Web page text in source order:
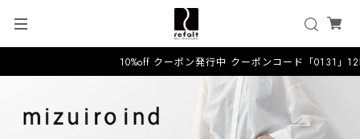
10%off クーポン発行中 クーポンコード「0131」